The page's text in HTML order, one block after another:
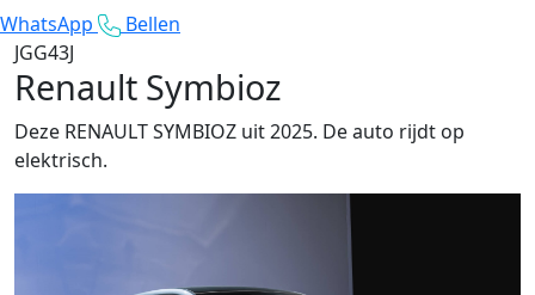
WhatsApp
Bellen
JGG43J
Renault Symbioz
Deze RENAULT SYMBIOZ uit 2025. De auto rijdt op
elektrisch.